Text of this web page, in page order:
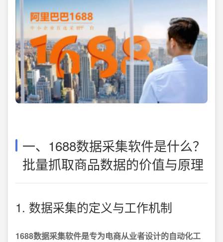
一、1688数据采集软件是什么？
批量抓取商品数据的价值与原理
1. 数据采集的定义与工作机制
1688数据采集软件是专为电商从业者设计的自动化工